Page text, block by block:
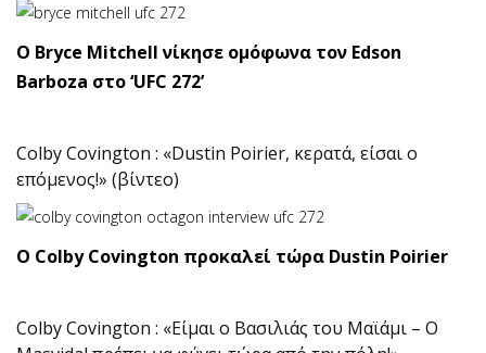
O Bryce Mitchell νίκησε ομόφωνα τον Edson
Barboza στο ‘UFC 272’
Colby Covington : «Dustin Poirier, κερατά, είσαι ο
επόμενος!» (βίντεο)
Ο Colby Covington προκαλεί τώρα Dustin Poirier
Colby Covington : «Είμαι ο Βασιλιάς του Μαϊάμι – Ο